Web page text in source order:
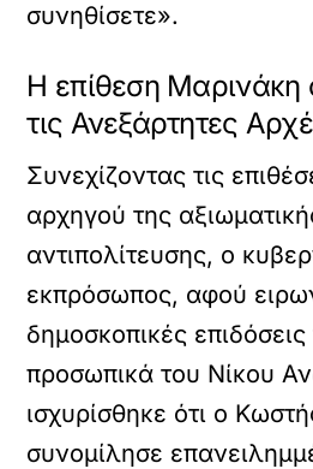
συνηθίσετε».
Η επίθεση
τις Ανεξάρτητες
Συνεχίζοντας τις
αρχηγού της
αντιπολίτευσης, ο
εκπρόσωπος, αφού
δημοσκοπικές
προσωπικά του Νίκου
ισχυρίσθηκε ότι ο
συνομίλησε